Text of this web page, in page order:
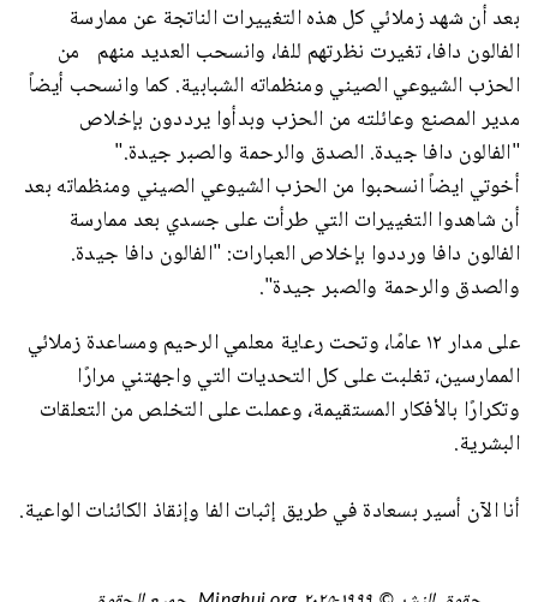
بعد أن شهد زملائي كل هذه التغييرات الناتجة عن ممارسة
الفالون دافا، تغيرت نظرتهم للفا، وانسحب العديد منهم من
الحزب الشيوعي الصيني ومنظماته الشبابية. كما وانسحب أيضاً
مدير المصنع وعائلته من الحزب وبدأوا يرددون بإخلاص
"الفالون دافا جيدة. الصدق والرحمة والصبر جيدة."
أخوتي ايضاً انسحبوا من الحزب الشيوعي الصيني ومنظماته بعد
أن شاهدوا التغييرات التي طرأت على جسدي بعد ممارسة
الفالون دافا ورددوا بإخلاص العبارات: "الفالون دافا جيدة.
والصدق والرحمة والصبر جيدة".
على مدار ١٢ عامًا، وتحت رعاية معلمي الرحيم ومساعدة زملائي
الممارسين، تغلبت على كل التحديات التي واجهتني مرارًا
وتكرارًا بالأفكار المستقيمة، وعملت على التخلص من التعلقات
البشرية.
أنا الآن أسير بسعادة في طريق إثبات الفا وإنقاذ الكائنات الواعية.